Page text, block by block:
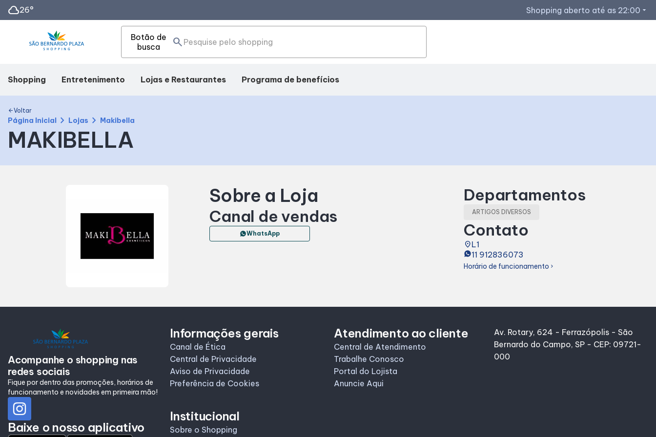
cloud26° Shopping aberto até as 22:00 arrow_drop_down
Botão de
busca
search
Shopping
Mapa Interno
Facilidades
Como Chegar
Entretenimento
Eventos
Fique por dentro
Lojas e Restaurantes Programa de benefícios
arrow_backVoltar
Página Inicial chevron_right Lojas chevron_right Makibella
MAKIBELLA
Sobre a Loja
Canal de vendas
WhatsApp
Departamentos
ARTIGOS DIVERSOS
Contato
placeL1
11 912836073
Horário de funcionamento chevron_right
Acompanhe o shopping nas
redes sociais
Fique por dentro das promoções, horários de
funcionamento e novidades em primeira mão!
Baixe o nosso aplicativo
Informações gerais
Canal de Ética
Central de Privacidade
Aviso de Privacidade
Preferência de Cookies
Institucional
Sobre o Shopping
Atendimento ao cliente
Central de Atendimento
Trabalhe Conosco
Portal do Lojista
Anuncie Aqui
Av. Rotary, 624 - Ferrazópolis - São
Bernardo do Campo, SP - CEP: 09721-
000